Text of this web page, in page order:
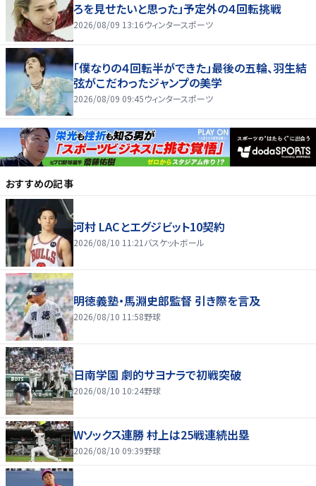
ろを見せたいと思った」予定外の４回転挑戦
2026/08/09 13:16ウィンタースポーツ
「僕なりの４回転半ができた」最後の五輪、羽生結
弦がこだわったジャンプの美学
2026/08/09 09:45ウィンタースポーツ
おすすめの記事
河村 LACとエグジビット10契約
2026/08/10 11:21 バスケットボール
明徳義塾・馬淵史郎監督 引き際を言及
2026/08/10 11:58野球
日南学園 劇的サヨナラで初戦突破
2026/08/10 10:24野球
Wソックス連勝 村上は25戦連続出塁
2026/08/10 09:39野球